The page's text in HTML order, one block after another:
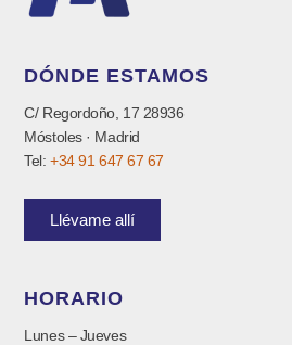
DÓNDE ESTAMOS
C/ Regordoño, 17 28936
Móstoles · Madrid
Tel:+34 91 647 67 67
Llévame allí
HORARIO
Lunes – Jueves